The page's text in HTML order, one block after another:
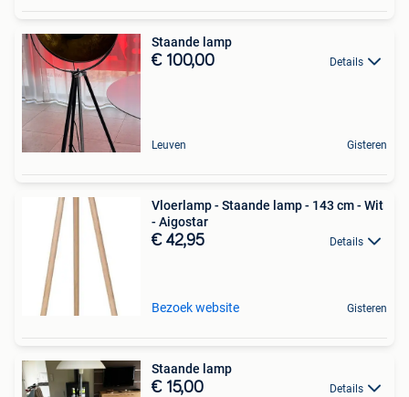
Staande lamp
€ 100,00 Details
Leuven Gisteren
Vloerlamp - Staande lamp - 143 cm - Wit
- Aigostar
€ 42,95 Details
Bezoek website Gisteren
Staande lamp
€ 15,00 Details